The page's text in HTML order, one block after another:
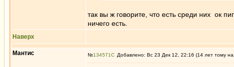
так вы ж говорите, что есть среди них ок
ничего есть.
Наверх
Мантис №134571 Добавлено: Вс 23 Дек 12, 22:16 (14 лет тому